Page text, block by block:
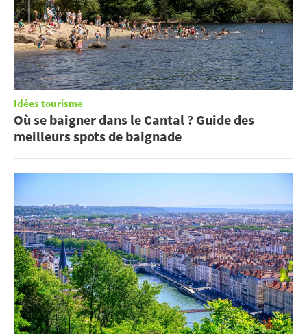
Idées tourisme
Où se baigner dans le Cantal ? Guide des
meilleurs spots de baignade